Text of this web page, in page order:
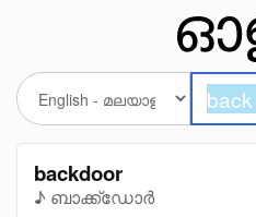
backdoor
♪ ബാക്ക്ഡോർ